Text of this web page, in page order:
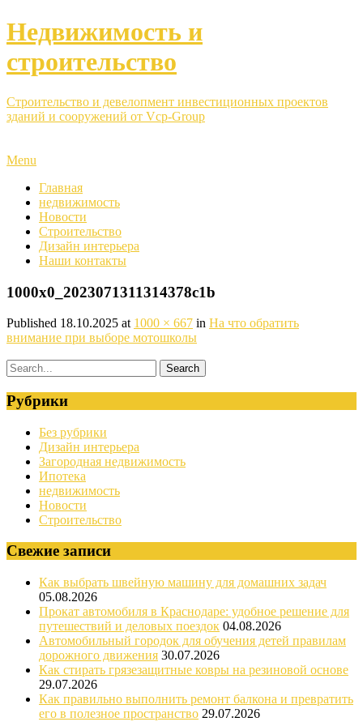
Недвижимость и
строительство
Строительство и девелопмент инвестиционных проектов
зданий и сооружений от Vcp-Group
Menu
Главная
недвижимость
Новости
Строительство
Дизайн интерьера
Наши контакты
1000x0_2023071311314378c1b
Published 18.10.2025 at 1000 × 667 in На что обратить
внимание при выборе мотошколы
Рубрики
Без рубрики
Дизайн интерьера
Загородная недвижимость
Ипотека
недвижимость
Новости
Строительство
Свежие записи
Как выбрать швейную машину для домашних задач
05.08.2026
Прокат автомобиля в Краснодаре: удобное решение для
путешествий и деловых поездок 04.08.2026
Автомобильный городок для обучения детей правилам
дорожного движения 30.07.2026
Как стирать грязезащитные ковры на резиновой основе
29.07.2026
Как правильно выполнить ремонт балкона и превратить
его в полезное пространство 29.07.2026